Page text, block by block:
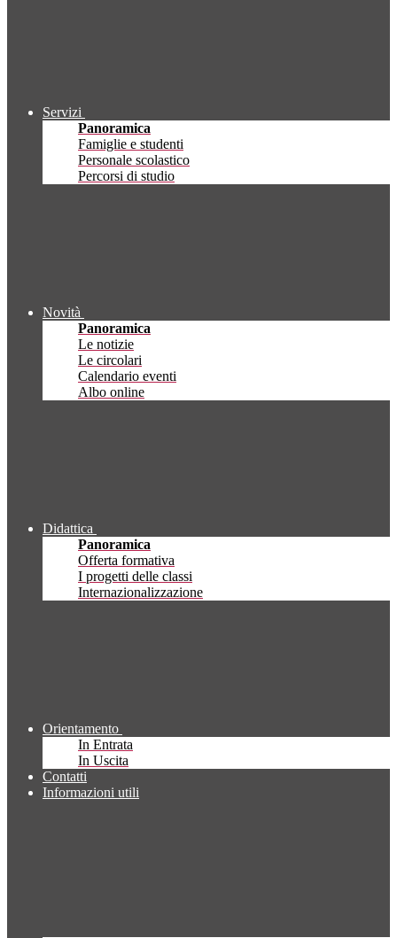
Servizi
Panoramica
Famiglie e studenti
Personale scolastico
Percorsi di studio
Novità
Panoramica
Le notizie
Le circolari
Calendario eventi
Albo online
Didattica
Panoramica
Offerta formativa
I progetti delle classi
Internazionalizzazione
Orientamento
In Entrata
In Uscita
Contatti
Informazioni utili